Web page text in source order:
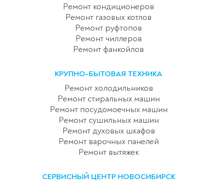
Ремонт кондиционеров
Ремонт газовых котлов
Ремонт руфтопов
Ремонт чиллеров
Ремонт фанкойлов
КРУПНО-БЫТОВАЯ ТЕХНИКА
Ремонт холодильников
Ремонт стиральных машин
Ремонт посудомоечных машин
Ремонт сушильных машин
Ремонт духовых шкафов
Ремонт варочных панелей
Ремонт вытяжек
СЕРВИСНЫЙ ЦЕНТР НОВОСИБИРСК